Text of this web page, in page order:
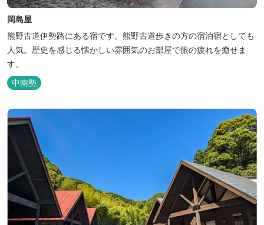
岡島屋
熊野古道伊勢路にある宿です。熊野古道歩きの方の宿泊宿としても
人気。歴史を感じる懐かしい雰囲気のお部屋で旅の疲れを癒せま
す。
中南勢